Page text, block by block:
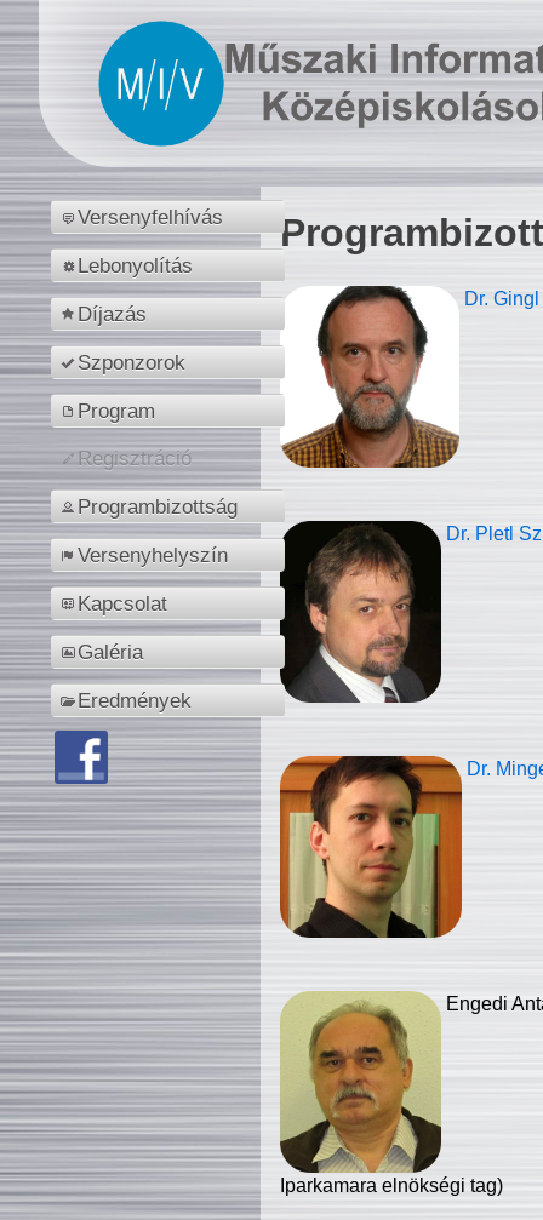
Versenyfelhívás
Lebonyolítás
Díjazás
Szponzorok
Program
Regisztráció
Programbizottság
Versenyhelyszín
Kapcsolat
Galéria
Eredmények
Dr.
Dr. Pletl
Dr.
Engedi
Iparkamara elnökségi tag)